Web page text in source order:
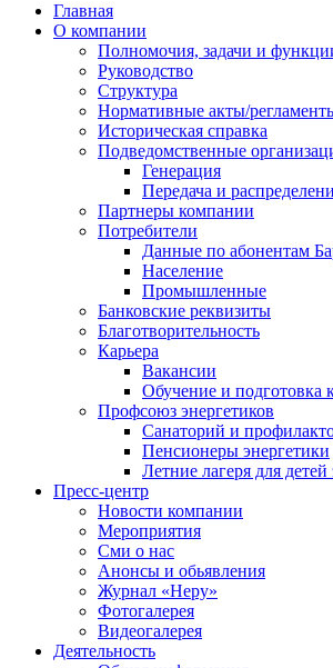
Главная
О компании
Полномочия, задачи и
Руководство
Структура
Нормативные акты/
Историческая справка
Подведомственные
Генерация
Передача и
Партнеры компании
Потребители
Данные по абонентам
Население
Промышленные
Банковские реквизиты
Благотворительность
Карьера
Вакансии
Обучение и подготовка
Профсоюз энергетиков
Санаторий и
Пенсионеры энергетики
Летние лагеря для детей
Пресс-центр
Новости компании
Мероприятия
Сми о нас
Анонсы и обьявления
Журнал «Неру»
Фотогалерея
Видеогалерея
Деятельность